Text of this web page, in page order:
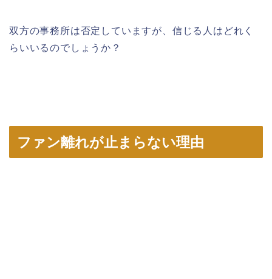
双方の事務所は否定していますが、信じる人はどれく
らいいるのでしょうか？
ファン離れが止まらない理由